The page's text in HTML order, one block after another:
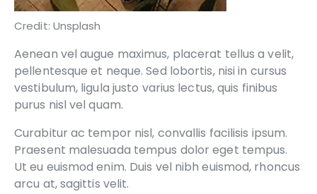
Credit: Unsplash
Aenean vel augue maximus, placerat tellus a velit,
pellentesque et neque. Sed lobortis, nisi in cursus
vestibulum, ligula justo varius lectus, quis finibus
purus nisl vel quam.
Curabitur ac tempor nisl, convallis facilisis ipsum.
Praesent malesuada tempus dolor eget tempus.
Ut eu euismod enim. Duis vel nibh euismod, rhoncus
arcu at, sagittis velit.